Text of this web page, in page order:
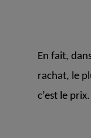
En fait,
rachat, le
c’est le prix.